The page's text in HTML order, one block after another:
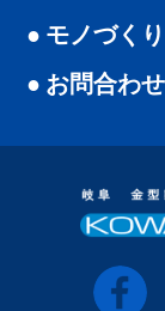
モノづく
お問合わせ